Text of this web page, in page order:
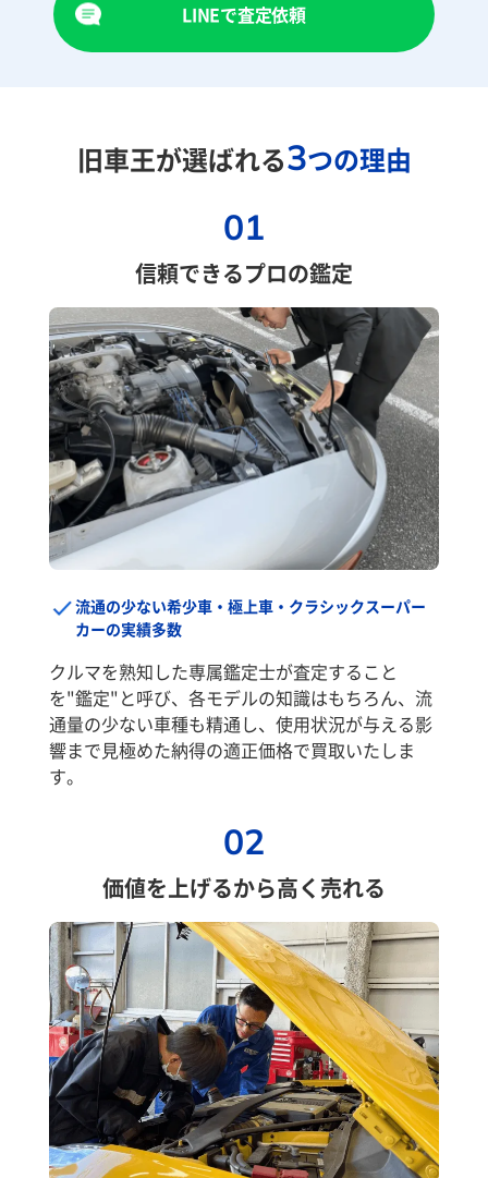
LINEで査定依頼
旧車王が選ばれる3つの理由
01
信頼できるプロの鑑定
流通の少ない希少車・極上車・クラシックスーパー
カーの実績多数
クルマを熟知した専属鑑定士が査定すること
を"鑑定"と呼び、各モデルの知識はもちろん、流
通量の少ない車種も精通し、使用状況が与える影
響まで見極めた納得の適正価格で買取いたしま
す。
02
価値を上げるから高く売れる